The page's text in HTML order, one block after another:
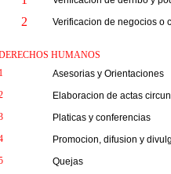
2 Verificacion de negocios o
HUMANOS
1
Asesorias y Orientaciones
Elaboracion de actas
Platicas y conferencias
Promocion, difusion y
Quejas